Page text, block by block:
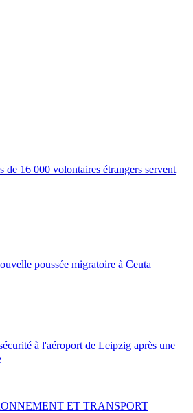
de 16 000 volontaires étrangers servent
poussée migratoire à Ceuta
à l'aéroport de Leipzig après une
ET TRANSPORT